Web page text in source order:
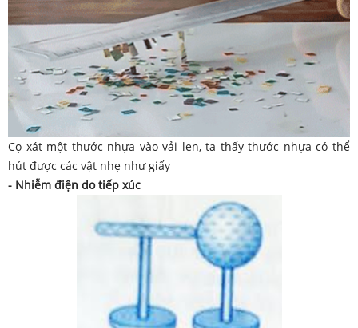
Cọ xát một thước nhựa vào vải len, ta thấy thước nhựa có thể
hút được các vật nhẹ như giấy
- Nhiễm điện do tiếp xúc